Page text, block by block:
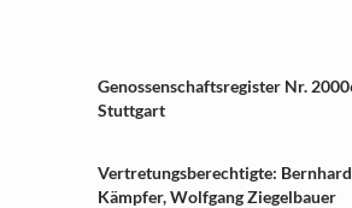
Genossenschaftsregister Nr.
Stuttgart
Vertretungsberechtigte:
Kämpfer, Wolfgang Ziegelbauer